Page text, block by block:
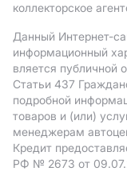
коллекторское
Данный Интернет-
информационный
вляется публичной
Статьи 437
подробной
товаров и (или)
менеджерам
Кредит
РФ № 2673 от